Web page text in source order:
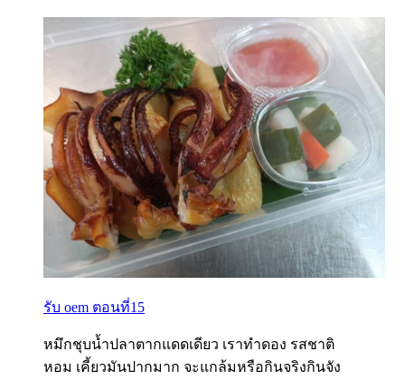
รับ oem ตอนที่15
หมึกชุบน้ำปลาตากแดดเดียว เราทำดอง รสชาติ
หอม เคี้ยวมันปากมาก จะแกล้มหรือกินจริงกินจัง